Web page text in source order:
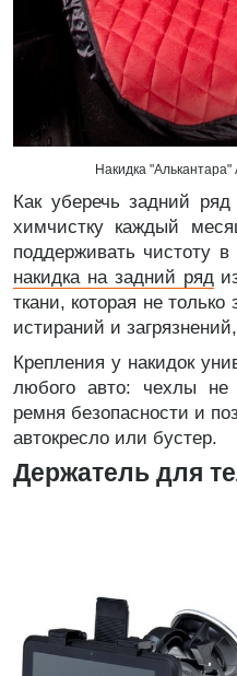
Накидка "Алькантара"
Как уберечь задний
химчистку каждый
поддерживать чистоту
накидка на задний ряд
ткани, которая не
истираний и
Крепления у накидок
любого авто: чехлы не
ремня безопасности и
автокресло или бустер.
Держатель для